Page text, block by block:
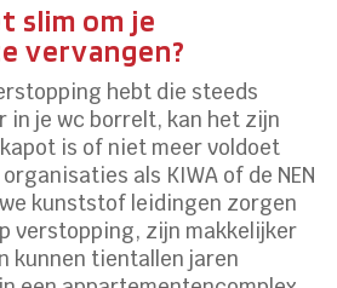
slim om je
vervangen?
hebt die steeds
je wc borrelt, kan het zijn
is of niet meer voldoet
als KIWA of de NEN
kunststof leidingen zorgen
verstopping, zijn makkelijker
kunnen tientallen jaren